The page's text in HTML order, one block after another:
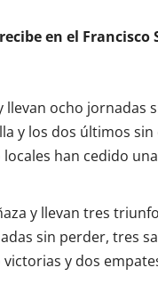
en el Francisco
llevan ocho jornadas
y los dos últimos sin
han cedido
y llevan tres
sin perder, tres
y dos